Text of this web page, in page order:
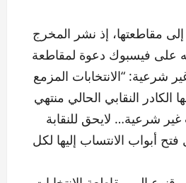
مقاطعتها، إذ نشر المخرج
على فيسبوك دعوة لمقاطعة
غير شرعية: “الانتخابات المزمع
الكادر النقابي الحالي منتهي
غير شرعية… لايحق للنقابة
أبواب الانتساب إليها لكل